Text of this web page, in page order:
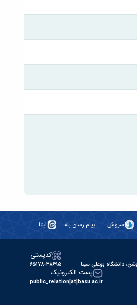
سروش پیام رسان بله ایتا
دانشگاه بوعلی سینا
کدپستی
۶۵۱۷۸-۳۸۶۹۵
پست الکترونیک
public_relation[at]basu.ac.ir